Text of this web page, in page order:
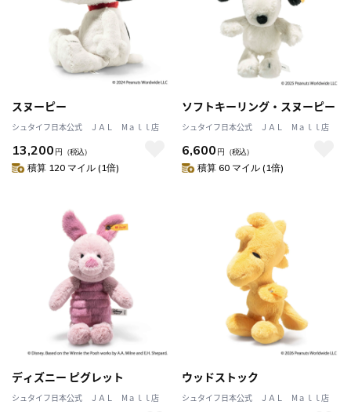
スヌーピー
シュタイフ日本公式 ＪＡＬ Mａｌｌ店
13,200 円 （税込）
積算 120 マイル (1倍)
ソフトキーリング・スヌーピー
シュタイフ日本公式 ＪＡＬ Mａｌｌ店
6,600 円 （税込）
積算 60 マイル (1倍)
ディズニー ピグレット
シュタイフ日本公式 ＪＡＬ Mａｌｌ店
ウッドストック
シュタイフ日本公式 ＪＡＬ Mａｌｌ店